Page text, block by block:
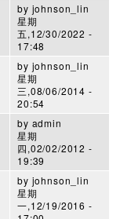
by johnson_lin
星期
五,12/30/2022 -
17:48
by johnson_lin
星期
三,08/06/2014 -
20:54
by admin
星期
四,02/02/2012 -
19:39
by johnson_lin
星期
一,12/19/2016 -